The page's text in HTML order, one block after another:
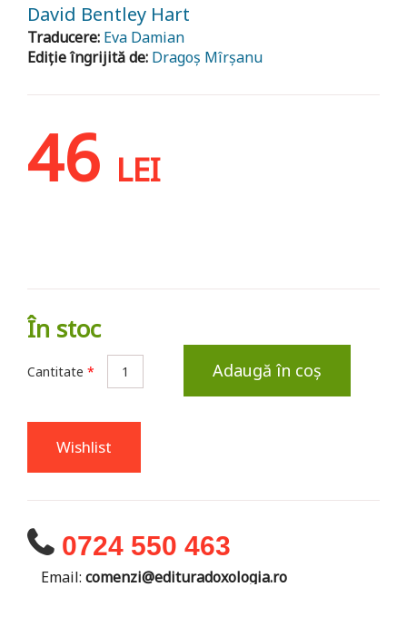
David Bentley Hart
Traducere: Eva Damian
Ediție îngrijită de: Dragoș Mîrșanu
46 LEI
În stoc
Cantitate * Adaugă în coș
Wishlist
0724 550 463
Email: comenzi@edituradoxologia.ro